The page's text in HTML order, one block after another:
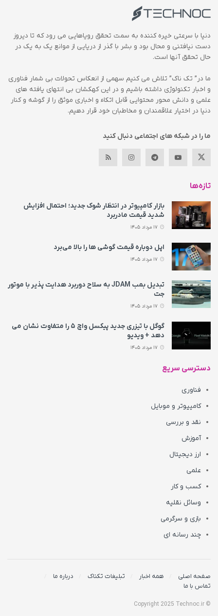
دنیا با سرعتی خیره کننده به سمت تحقق رویاهایی می رود که تا دیروز
دست نیافتنی و محال بود و بشر با گذر از دریایی از موانع یک به یک در
حال تحقق آنها است.
ما در” تک ناک” تلاش می کنیم سهمی از انعکاس تحولات بی شمار فناوری
و اخبار تکنولوژی داشته باشیم و در این کهکشان بی انتهای یافته های
علمی و دانش محور محتوایی قابل اتکاء و اخباری موثق را از گوشه و کنار
دنیا در اختیار علاقمندان و مخاطبان خود قرار دهیم.
ما را در شبکه های اجتماعی دنبال کنید
تازه‌ها
بازار کامپیوتر در انتظار شوک جدید؛ احتمال افزایش
شدید قیمت مادربرد
اپل دوباره قیمت‌ گوشی ها را بالا می‌برد
تبدیل بمب JDAM به سلاح دوربرد هدایت پذیر با موتور
جت
گوگل با تیزری جدید پیکسل واچ ۵ را متفاوت نشان می‌
دهد + ویدیو
دسترسی سریع
فناوری
کامپیوتر و موبایل
نقد و بررسی
آموزش
ارز دیجیتال
علمی
کسب و کار
وسائل نقلیه
بازی و سرگرمی
چند رسانه ای
صفحه اصلی همه اخبار تبلیغات تکناک
درباره ما
تماس با ما
© Copyright 2025 Technoc.ir